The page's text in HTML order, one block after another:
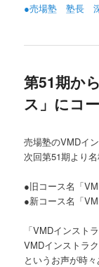
●売場塾 塾長
第51期か
ス」にコ
売場塾のVMDイ
次回第51期より名
●旧コース名「
●新コース名「
「VMDインスト
VMDインストラ
というお声が時々